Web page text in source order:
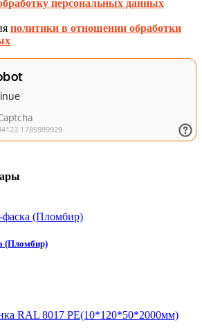
персональных данных
политики в отношении обработки
(Пломбир)